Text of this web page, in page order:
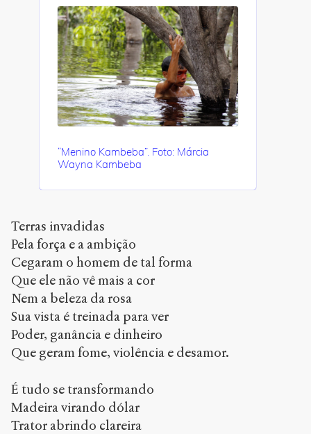
“Menino Kambeba”. Foto: Márcia
Wayna Kambeba
Terras invadidas
Pela força e a ambição
Cegaram o homem de tal forma
Que ele não vê mais a cor
Nem a beleza da rosa
Sua vista é treinada para ver
Poder, ganância e dinheiro
Que geram fome, violência e desamor.
É tudo se transformando
Madeira virando dólar
Trator abrindo clareira